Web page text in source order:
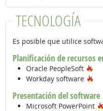
TECNOLOGÍA
Es posible que utilice
Planificación de recursos
Oracle PeopleSoft
Workday software
Presentación del software
Microsoft PowerPoint